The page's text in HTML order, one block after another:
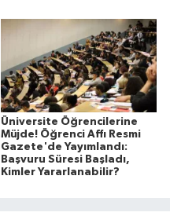
Üniversite Öğrencilerine
Müjde! Öğrenci Affı Resmi
Gazete'de Yayımlandı:
Başvuru Süresi Başladı,
Kimler Yararlanabilir?